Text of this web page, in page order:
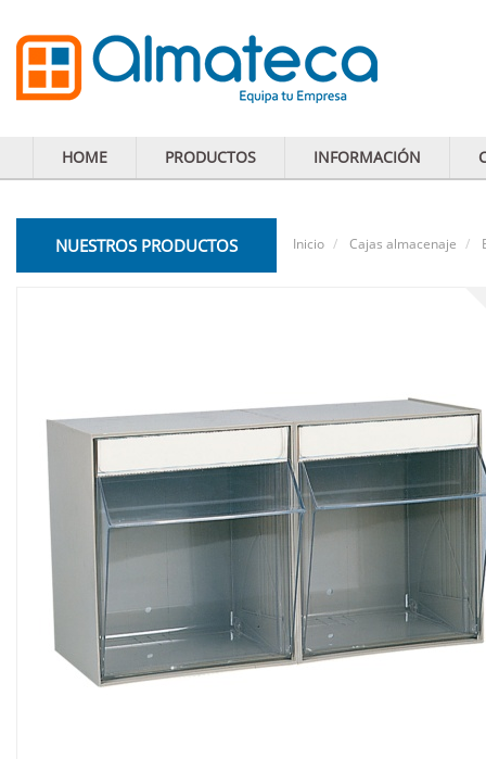
HOME PRODUCTOS INFORMACIÓN
NUESTROS PRODUCTOS Inicio Cajas almacenaje